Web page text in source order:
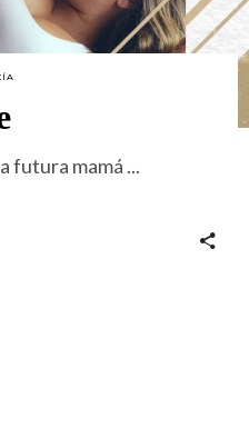
futura mamá